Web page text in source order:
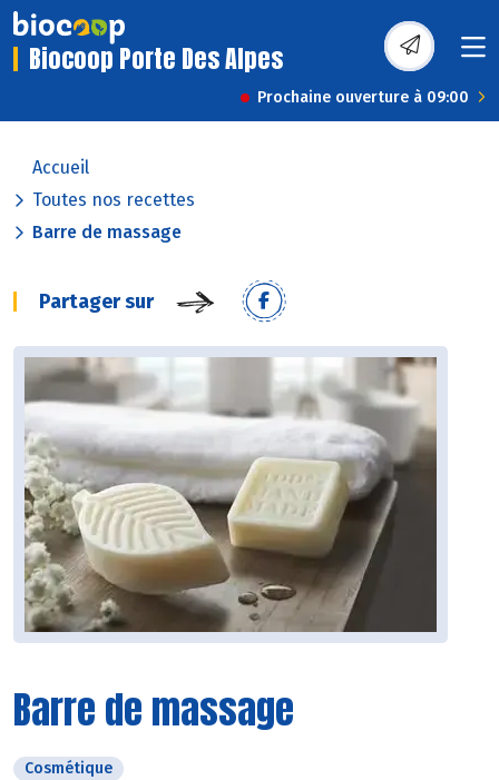
Biocoop Porte Des Alpes
Prochaine ouverture à 09:00
Accueil
Toutes nos recettes
Barre de massage
Partager sur
Barre de massage
Cosmétique